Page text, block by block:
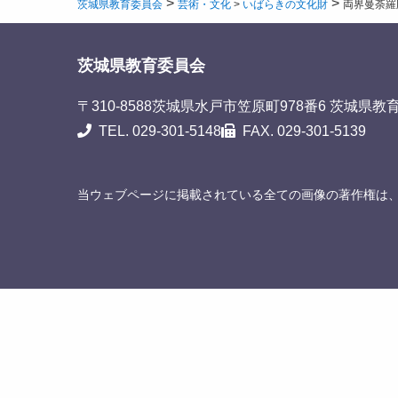
茨城県教育委員会 > 芸術・文化 > いばらきの文化財 > 両界曼荼
茨城県教育委員会
〒310-8588茨城県水戸市笠原町978番6 茨城県教
TEL. 029-301-5148
FAX. 029-301-5139
当ウェブページに掲載されている全ての画像の著作権